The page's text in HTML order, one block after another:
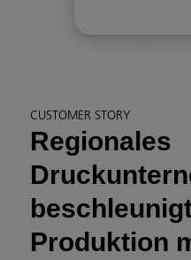
CUSTOMER STORY
Regionales
Produktion